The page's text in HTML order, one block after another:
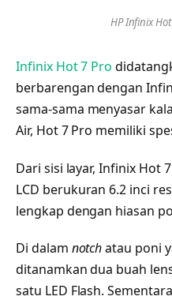
HP Infinix
Infinix Hot 7 Pro
berbarengan dengan
sama-sama menyasar
Air, Hot 7 Pro memiliki
Dari sisi layar, Infinix Hot
LCD berukuran 6.2 inci
lengkap dengan hiasan
Di dalam notchatau poni
ditanamkan dua buah
satu LED Flash.